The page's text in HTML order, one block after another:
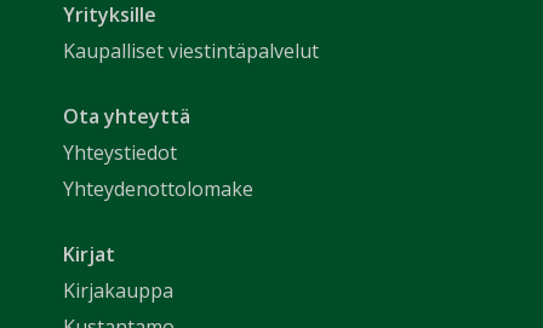
Yrityksille
Kaupalliset viestintäpalvelut
Ota yhteyttä
Yhteystiedot
Yhteydenottolomake
Kirjat
Kirjakauppa